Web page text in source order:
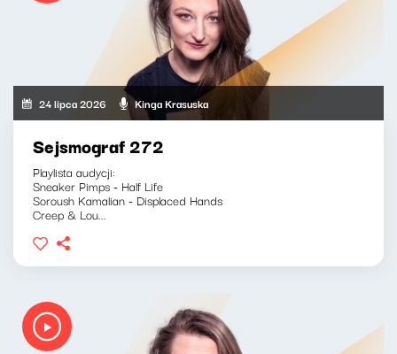
24 lipca 2026 Kinga Krasuska
Sejsmograf 272
Playlista audycji:
Sneaker Pimps - Half Life
Soroush Kamalian - Displaced Hands
Creep & Lou...